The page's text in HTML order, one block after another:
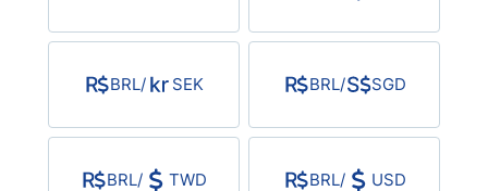
BRL/ SEK BRL/ SGD
BRL/ TWD BRL/ USD